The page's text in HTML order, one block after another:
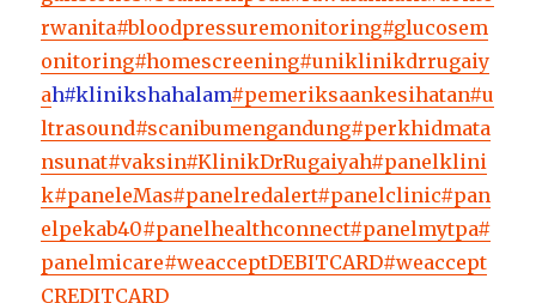
rwanita#bloodpressuremonitoring#glucosem
onitoring#homescreening#uniklinikdrrugaiy
ah#klinikshahalam#pemeriksaankesihatan#u
ltrasound#scanibumengandung#perkhidmata
nsunat#vaksin#KlinikDrRugaiyah#panelklini
k#paneleMas#panelredalert#panelclinic#pan
elpekab40#panelhealthconnect#panelmytpa#
panelmicare#weacceptDEBITCARD#weaccept
CREDITCARD